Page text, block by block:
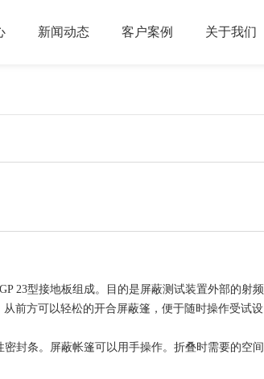
新闻动态 客户案例 关于我们
23型接地板组成。目的是屏蔽测试装置外部的射频
前方可以轻松的开合屏蔽篷，便于随时操作受试设
条。屏蔽帐篷可以用手操作。折叠时需要的空间